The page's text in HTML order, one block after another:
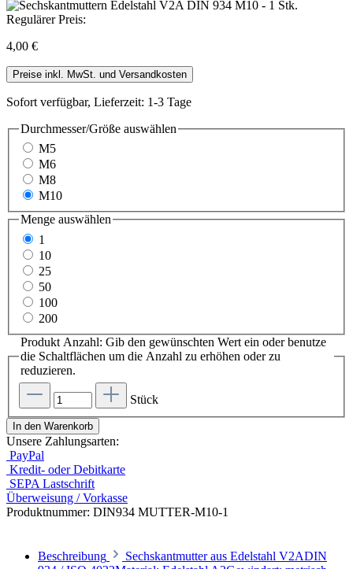
Regulärer Preis:
4,00 €
Preise inkl. MwSt. und Versandkosten
Sofort verfügbar, Lieferzeit: 1-3 Tage
Durchmesser/Größe auswählen
M5
M6
M8
M10
Menge auswählen
1
10
25
50
100
200
Produkt Anzahl: Gib den gewünschten Wert ein oder benutze
die Schaltflächen um die Anzahl zu erhöhen oder zu
reduzieren.
Stück
In den Warenkorb
Unsere Zahlungsarten:
PayPal
Kredit- oder Debitkarte
SEPA Lastschrift
Überweisung / Vorkasse
Produktnummer: DIN934 MUTTER-M10-1
Beschreibung
Sechskantmutter aus Edelstahl V2ADIN